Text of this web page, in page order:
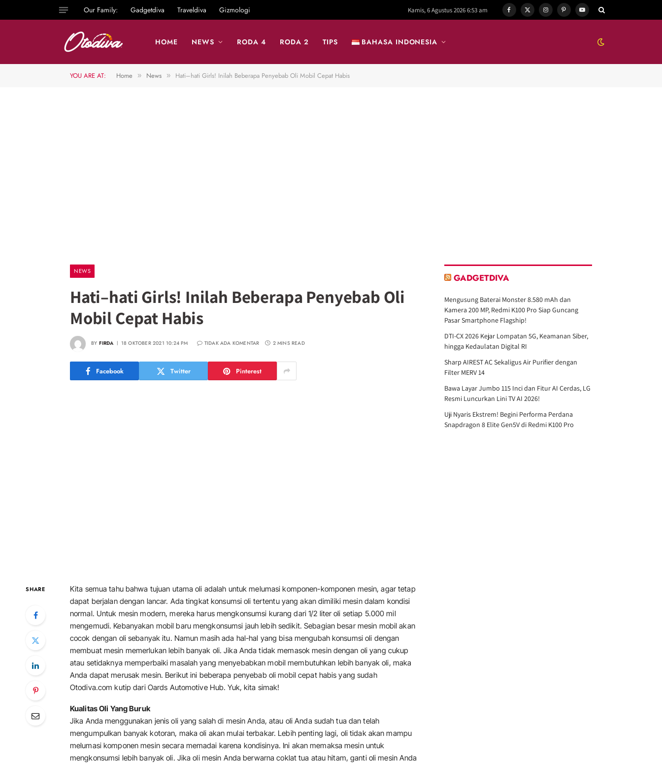
Our Family: Gadgetdiva Traveldiva Gizmologi Kamis, 6 Agustus 2026 6:53 am Facebook
X
InstagramPinterestYouTube
HOME NEWS RODA 4 RODA 2 TIPS BAHASA INDONESIA
YOU ARE AT: Home » News » Hati–hati Girls! Inilah Beberapa Penyebab Oli Mobil Cepat Habis
NEWS
Hati–hati Girls! Inilah Beberapa Penyebab Oli
Mobil Cepat Habis
BY FIRDA 18 OKTOBER 2021 10:24 PM TIDAK ADA KOMENTAR 2 MINS READ
Facebook Twitter Pinterest
SHARE
Kita semua tahu bahwa tujuan utama oli adalah untuk melumasi komponen-komponen mesin, agar tetap
dapat berjalan dengan lancar. Ada tingkat konsumsi oli tertentu yang akan dimiliki mesin dalam kondisi
normal. Untuk mesin modern, mereka harus mengkonsumsi kurang dari 1/2 liter oli setiap 5.000 mil
mengemudi. Kebanyakan mobil baru mengkonsumsi jauh lebih sedikit. Sebagian besar mesin mobil akan
cocok dengan oli sebanyak itu. Namun masih ada hal-hal yang bisa mengubah konsumsi oli dengan
membuat mesin memerlukan lebih banyak oli. Jika Anda tidak memasok mesin dengan oli yang cukup
atau setidaknya memperbaiki masalah yang menyebabkan mobil membutuhkan lebih banyak oli, maka
Anda dapat merusak mesin. Berikut ini beberapa penyebab oli mobil cepat habis yang sudah
Otodiva.com kutip dari Oards Automotive Hub. Yuk, kita simak!
Kualitas Oli Yang Buruk
Jika Anda menggunakan jenis oli yang salah di mesin Anda, atau oli Anda sudah tua dan telah
mengumpulkan banyak kotoran, maka oli akan mulai terbakar. Lebih penting lagi, oli tidak akan mampu
melumasi komponen mesin secara memadai karena kondisinya. Ini akan memaksa mesin untuk
mengkonsumsi lebih banyak oli. Jika oli mesin Anda berwarna coklat tua atau hitam, ganti oli mesin Anda
GADGETDIVA
Mengusung Baterai Monster 8.580 mAh dan
Kamera 200 MP, Redmi K100 Pro Siap Guncang
Pasar Smartphone Flagship!
DTI-CX 2026 Kejar Lompatan 5G, Keamanan Siber,
hingga Kedaulatan Digital RI
Sharp AIREST AC Sekaligus Air Purifier dengan
Filter MERV 14
Bawa Layar Jumbo 115 Inci dan Fitur AI Cerdas, LG
Resmi Luncurkan Lini TV AI 2026!
Uji Nyaris Ekstrem! Begini Performa Perdana
Snapdragon 8 Elite Gen5V di Redmi K100 Pro